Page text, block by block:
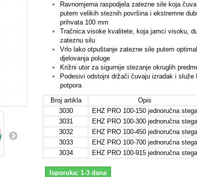
Ravnomjerna raspodjela zatezne sile koja
putem velikih steznih površina i ekstremne
prihvata 100 mm
Tračnica visoke kvalitete, koja jamci visoku,
zateznu silu
Vrlo lako otpuštanje zatezne sile putem
djelovanja poluge
Križni utor za sigurnije stezanje okruglih
Podesivi odstojni držači čuvaju izradak i služe
potpora
Broj artikla
Opis
3030
EHZ PRO 100-150 jednoručna stega
3031
EHZ PRO 100-300 jednoručna stega
3032
EHZ PRO 100-450 jednoručna stega
3033
EHZ PRO 100-700 jednoručna stega
3034
EHZ PRO 100-915 jednoručna stega
Isporuka: 1-3 dana